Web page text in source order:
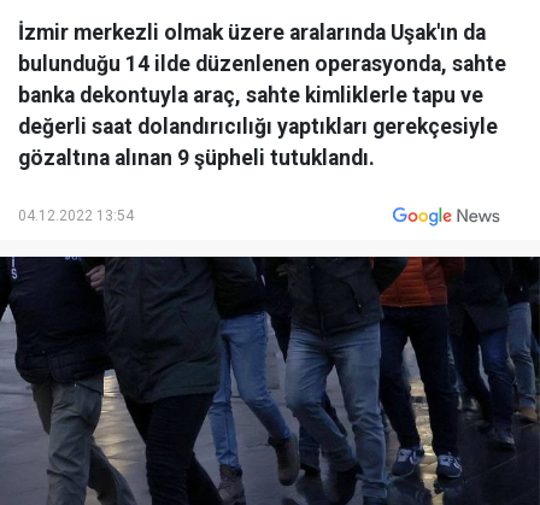
İzmir merkezli olmak üzere aralarında Uşak'ın da
bulunduğu 14 ilde düzenlenen operasyonda, sahte
banka dekontuyla araç, sahte kimliklerle tapu ve
değerli saat dolandırıcılığı yaptıkları gerekçesiyle
gözaltına alınan 9 şüpheli tutuklandı.
04.12.2022 13:54